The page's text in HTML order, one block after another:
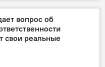
вопрос об
свои реальные